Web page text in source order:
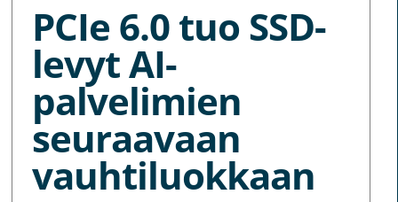
PCIe 6.0 tuo SSD-
levyt AI-
palvelimien
seuraavaan
vauhtiluokkaan